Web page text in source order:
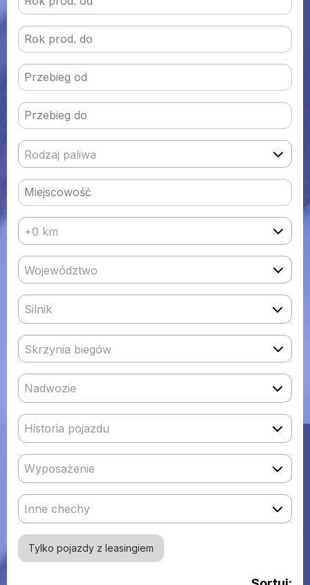
Rodzaj paliwa
+0 km
Województwo
Silnik
Skrzynia biegów
Nadwozie
Historia pojazdu
Wyposażenie
Inne chechy
Tylko pojazdy z leasingiem